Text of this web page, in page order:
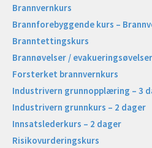
Brannvernkurs
Brannforebyggende kurs –
Branntettingskurs
Brannøvelser / evakueringsøvelser
Forsterket brannvernkurs
Industrivern grunnopplæring – 3
Industrivern grunnkurs – 2 dager
Innsatslederkurs – 2 dager
Risikovurderingskurs